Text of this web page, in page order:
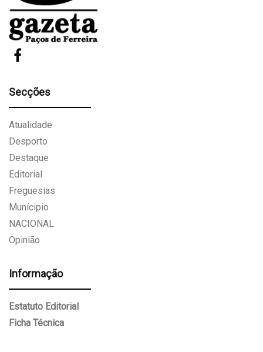
Secções
Atualidade
Desporto
Destaque
Editorial
Freguesias
Munícipio
NACIONAL
Opinião
Informação
Estatuto Editorial
Ficha Técnica